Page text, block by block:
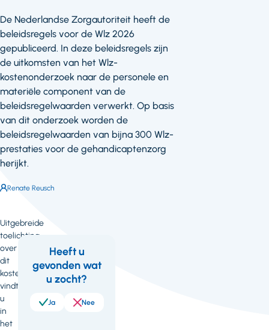
De Nederlandse Zorgautoriteit heeft de
beleidsregels voor de Wlz 2026
gepubliceerd. In deze beleidsregels zijn
de uitkomsten van het Wlz-
kostenonderzoek naar de personele en
materiële component van de
beleidsregelwaarden verwerkt. Op basis
van dit onderzoek worden de
beleidsregelwaarden van bijna 300 Wlz-
prestaties voor de gehandicaptenzorg
herijkt.
Auteur:
Renate Reusch
Uitgebreide
toelichting
over
dit
kostenonderzoek
vindt
u
in
het
Wil
meer
Feedback
Heeft u
gevonden wat
u zocht?
Ja Nee